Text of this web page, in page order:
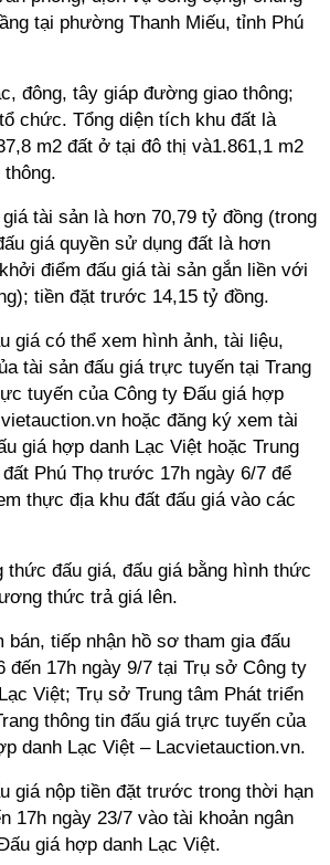
tại phường Thanh Miếu, tỉnh Phú
đông, tây giáp đường giao thông;
chức. Tổng diện tích khu đất là
m2 đất ở tại đô thị và1.861,1 m2
tài sản là hơn 70,79 tỷ đồng (trong
giá quyền sử dụng đất là hơn
điểm đấu giá tài sản gắn liền với
tiền đặt trước 14,15 tỷ đồng.
giá có thể xem hình ảnh, tài liệu,
tài sản đấu giá trực tuyến tại Trang
tuyến của Công ty Đấu giá hợp
hoặc đăng ký xem tài
giá hợp danh Lạc Việt hoặc Trung
Phú Thọ trước 17h ngày 6/7 để
thực địa khu đất đấu giá vào các
đấu giá, đấu giá bằng hình thức
thức trả giá lên.
bán, tiếp nhận hồ sơ tham gia đấu
đến 17h ngày 9/7 tại Trụ sở Công ty
Việt; Trụ sở Trung tâm Phát triển
thông tin đấu giá trực tuyến của
danh Lạc Việt – Lacvietauction.vn.
giá nộp tiền đặt trước trong thời hạn
17h ngày 23/7 vào tài khoản ngân
giá hợp danh Lạc Việt.